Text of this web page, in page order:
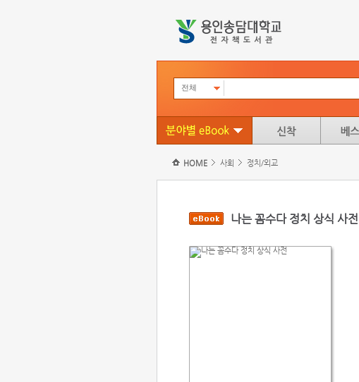
전체
HOME 사회 정치/외교
나는 꼼수다 정치 상식 사전